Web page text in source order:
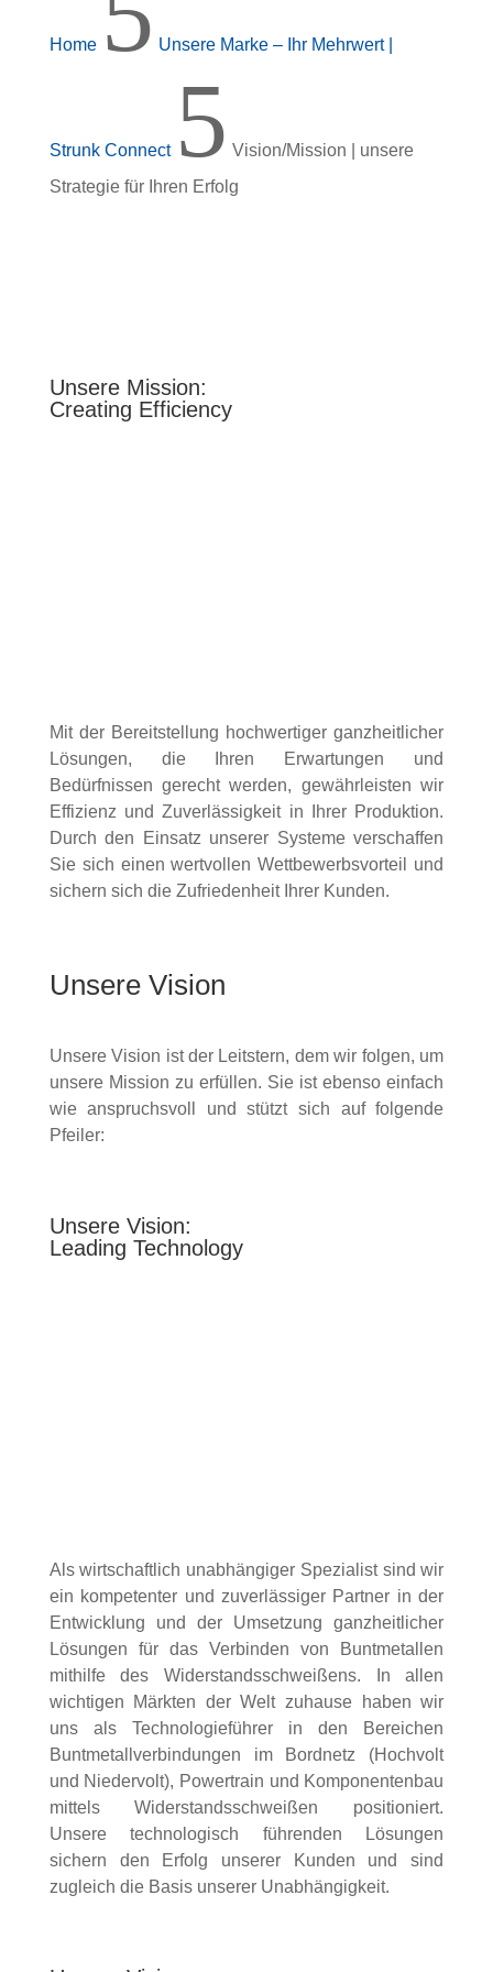
Home Unsere Marke – Ihr Mehrwert |
Strunk Connect 5 Vision/Mission | unsere
Strategie für Ihren Erfolg
Unsere Mission:
Creating Efficiency
Mit der Bereitstellung hochwertiger ganzheitlicher
Lösungen, die Ihren Erwartungen und
Bedürfnissen gerecht werden, gewährleisten wir
Effizienz und Zuverlässigkeit in Ihrer Produktion.
Durch den Einsatz unserer Systeme verschaffen
Sie sich einen wertvollen Wettbewerbsvorteil und
sichern sich die Zufriedenheit Ihrer Kunden.
Unsere Vision
Unsere Vision ist der Leitstern, dem wir folgen, um
unsere Mission zu erfüllen. Sie ist ebenso einfach
wie anspruchsvoll und stützt sich auf folgende
Pfeiler:
Unsere Vision:
Leading Technology
Als wirtschaftlich unabhängiger Spezialist sind wir
ein kompetenter und zuverlässiger Partner in der
Entwicklung und der Umsetzung ganzheitlicher
Lösungen für das Verbinden von Buntmetallen
mithilfe des Widerstandsschweißens. In allen
wichtigen Märkten der Welt zuhause haben wir
uns als Technologieführer in den Bereichen
Buntmetallverbindungen im Bordnetz (Hochvolt
und Niedervolt), Powertrain und Komponentenbau
mittels Widerstandsschweißen positioniert.
Unsere technologisch führenden Lösungen
sichern den Erfolg unserer Kunden und sind
zugleich die Basis unserer Unabhängigkeit.